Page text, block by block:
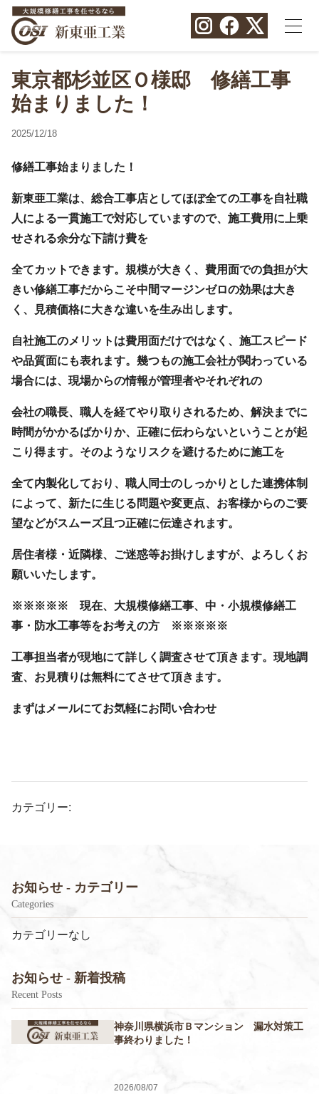
東京都杉並区Ｏ様邸 修繕工事
始まりました！
2025/12/18
修繕工事始まりました！
新東亜工業は、総合工事店としてほぼ全ての工事を自社職
人による一貫施工で対応していますので、施工費用に上乗
せされる余分な下請け費を
全てカットできます。規模が大きく、費用面での負担が大
きい修繕工事だからこそ中間マージンゼロの効果は大き
く、見積価格に大きな違いを生み出します。
自社施工のメリットは費用面だけではなく、施工スピード
や品質面にも表れます。幾つもの施工会社が関わっている
場合には、現場からの情報が管理者やそれぞれの
会社の職長、職人を経てやり取りされるため、解決までに
時間がかかるばかりか、正確に伝わらないということが起
こり得ます。そのようなリスクを避けるために施工を
全て内製化しており、職人同士のしっかりとした連携体制
によって、新たに生じる問題や変更点、お客様からのご要
望などがスムーズ且つ正確に伝達されます。
居住者様・近隣様、ご迷惑等お掛けしますが、よろしくお
願いいたします。
※※※※※ 現在、大規模修繕工事、中・小規模修繕工
事・防水工事等をお考えの方 ※※※※※
工事担当者が現地にて詳しく調査させて頂きます。現地調
査、お見積りは無料にてさせて頂きます。
まずはメールにてお気軽にお問い合わせ
カテゴリー:
お知らせ - カテゴリー
Categories
カテゴリーなし
お知らせ - 新着投稿
Recent Posts
神奈川県横浜市Ｂマンション 漏水対策工
事終わりました！
2026/08/07